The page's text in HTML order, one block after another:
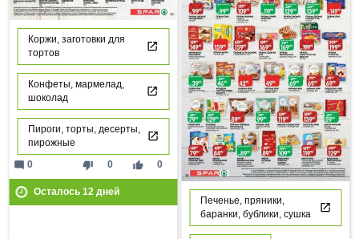
Коржи, заготовки для
тортов
Конфеты, мармелад,
шоколад
Пироги, торты, десерты,
пирожные
thumb_down 0 thumb_up 0
mode_comment 0
Осталось 12дней
Печенье, пряники,
баранки, бублики, сушка